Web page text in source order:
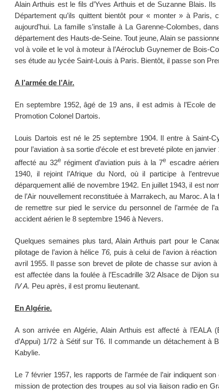
Alain Arthuis est le fils d’Yves Arthuis et de Suzanne Blais.
Département qu’ils quittent bientôt pour « monter » à Paris,
aujourd’hui. La famille s’installe à La Garenne-Colombes,
département des Hauts-de-Seine. Tout jeune, Alain se
vol à voile et le vol à moteur à l’Aéroclub Guynemer de Bois-
ses étude au lycée Saint-Louis à Paris. Bientôt, il passe son
A l’armée de l’Air.
En septembre 1952, âgé de 19 ans, il est admis à l’Ecole de
Promotion Colonel Dartois.
Louis Dartois est né le 25 septembre 1904. Il entre à Saint-
pour l’aviation à sa sortie d’école et est breveté pilote en
affecté au 32e régiment d’aviation puis à la 7e escadre
1940, il rejoint l’Afrique du Nord, où il participe à
déparquement allié de novembre 1942. En juillet 1943, il est
de l’Air nouvellement reconstituée à Marrakech, au Maroc. A
de remettre sur pied le service du personnel de l’armée de
accident aérien le 8 septembre 1946 à Nevers.
Quelques semaines plus tard, Alain Arthuis part pour le
pilotage de l’avion à hélice T6, puis à celui de l’avion à réaction
avril 1955. Il passe son brevet de pilote de chasse sur avion
est affectée dans la foulée à l’Escadrille 3/2 Alsace de Dijon
IV A. Peu après, il est promu lieutenant.
En Algérie.
A son arrivée en Algérie, Alain Arthuis est affecté à l’EALA
d’Appui) 1/72 à Sétif sur T6. Il commande un détachement à
Kabylie.
Le 7 février 1957, les rapports de l’armée de l’air indiquent
mission de protection des troupes au sol via liaison radio en